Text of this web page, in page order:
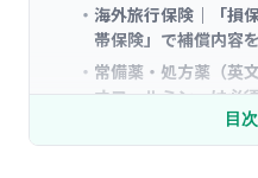
海外旅行保険｜「損
帯保険」で補償内容
常備薬・処方薬（英
オフェルミン」は必須
シンガポールの気候に
目